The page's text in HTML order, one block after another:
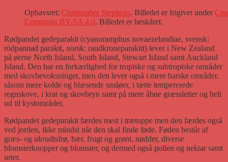
Ophavsret: Christopher Stephens. Billedet er frigivet under
Commons BY-SA 4.0. Billedet er beskåret.
Rødpandet gedeparakit (cyanoramphus novaezelandiae, svensk:
rödpannad parakit, norsk: raudkroneparakitt) lever i New Zealand
på øerne North Island, South Island, Stewart Island samt Auckland
Island. Den har en forkærlighed for tropiske og subtropiske områder
med skovbevoksninger, men den lever også i mere barske områder,
såsom mere kolde og blæsende småøer, i tætte tempererede
regnskove, i krat og skovbryn samt på mere åbne græssletter og helt
ud til kystområder,
Rødpandet gedeparakit færdes mest i trætoppe men den færdes også
ved jorden, ikke mindst når den skal finde føde. Føden består af
græs- og ukrudtsfrø, bær, frugt og grønt, nødder, diverse
blomsterknopper og blomster, og dermed også pollen og nektar samt
urter.